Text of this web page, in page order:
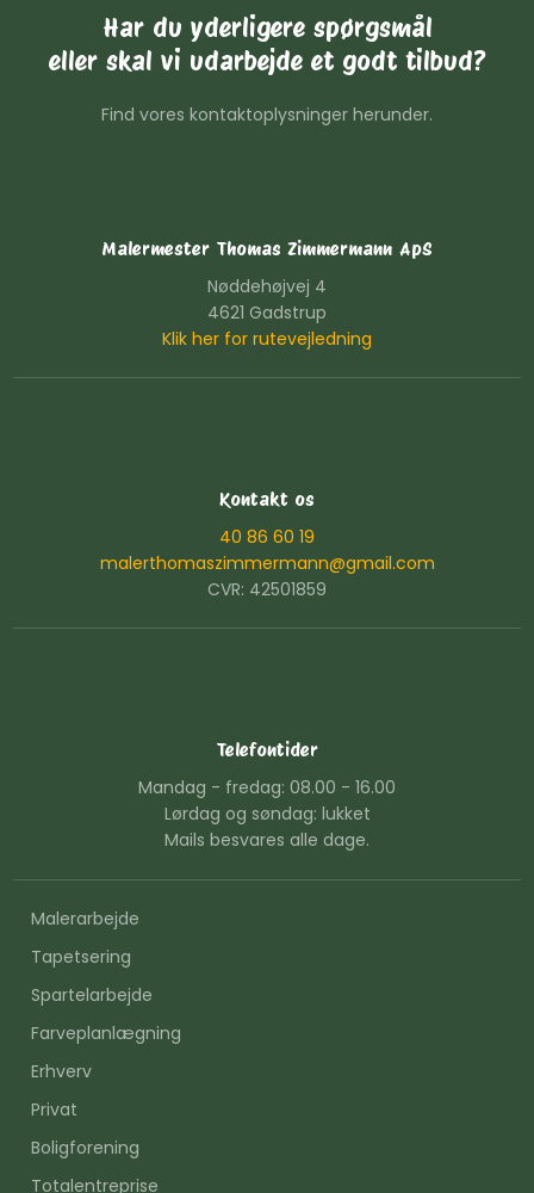
Har du yderligere spørgsmål
​eller skal vi udarbejde et godt tilbud?
Find vores kontaktoplysninger herunder.
Malermester Thomas Zimmermann ApS
Nøddehøjvej 4
4621 Gadstrup
Klik her for rutevejledning
Kontakt os
40 86 60 19
malerthomaszimmermann@gmail.com
CVR: 42501859
Telefontider
Mandag - fredag: 08.00 - 16.00
Lørdag og søndag: lukket
Mails besvares alle dage.
Malerarbejde
Tapetsering
Spartelarbejde
Farveplanlægning
Erhverv
Privat
Boligforening
Totalentreprise